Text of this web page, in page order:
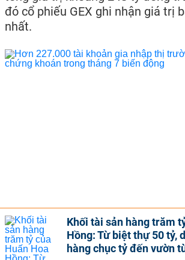
đó cổ phiếu GEX ghi nhận giá trị
nhất.
Khối tài sản hàng trăm
Hồng: Từ biệt thự 50 tỷ,
hàng chục tỷ đến vườn